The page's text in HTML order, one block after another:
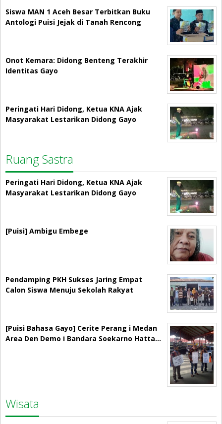
Siswa MAN 1 Aceh Besar Terbitkan Buku
Antologi Puisi Jejak di Tanah Rencong
Onot Kemara: Didong Benteng Terakhir
Identitas Gayo
Peringati Hari Didong, Ketua KNA Ajak
Masyarakat Lestarikan Didong Gayo
Ruang Sastra
Peringati Hari Didong, Ketua KNA Ajak
Masyarakat Lestarikan Didong Gayo
[Puisi] Ambigu Embege
Pendamping PKH Sukses Jaring Empat
Calon Siswa Menuju Sekolah Rakyat
[Puisi Bahasa Gayo] Cerite Perang i Medan
Area Den Demo i Bandara Soekarno Hatta…
Wisata